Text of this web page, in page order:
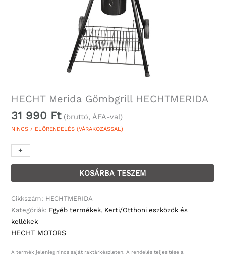
HECHT Merida Gömbgrill HECHTMERIDA
31 990 Ft (bruttó, ÁFA-val)
NINCS / ELŐRENDELÉS (VÁRAKOZÁSSAL)
-
+
KOSÁRBA TESZEM
Cikkszám: HECHTMERIDA
Kategóriák: Egyéb termékek, Kerti/Otthoni eszközök és
kellékek
HECHT MOTORS
A termék jelenleg nincs saját raktárkészleten. A rendelés teljesítése a